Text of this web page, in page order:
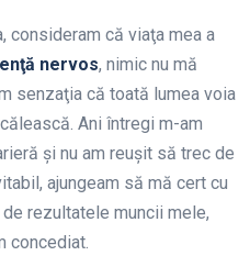
consideram că viaţa mea a
nervos, nimic nu mă
senzaţia că toată lumea voia
Ani întregi m-am
şi nu am reuşit să trec de
ajungeam să mă cert cu
rezultatele muncii mele,
concediat.